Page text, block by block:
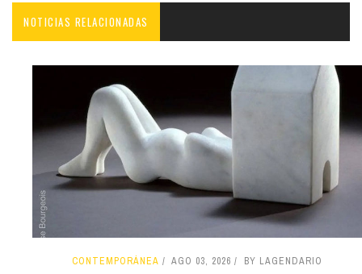
NOTICIAS RELACIONADAS
CONTEMPORÁNEA AGO 03, 2026 BY LAGENDARIO